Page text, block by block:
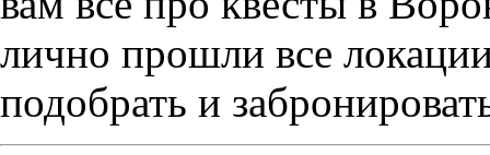
лично прошли все
подобрать и